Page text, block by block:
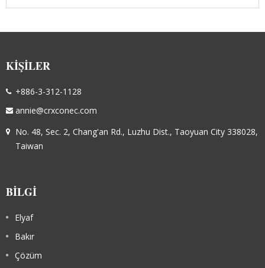
KIŞILER
+886-3-312-1128
annie@crxconec.com
No. 48, Sec. 2, Chang'an Rd., Luzhu Dist., Taoyuan City 338028,
Taiwan
BILGI
Elyaf
Bakır
Çözüm